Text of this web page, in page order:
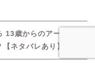
13歳からのアート思
ネタバレあり】